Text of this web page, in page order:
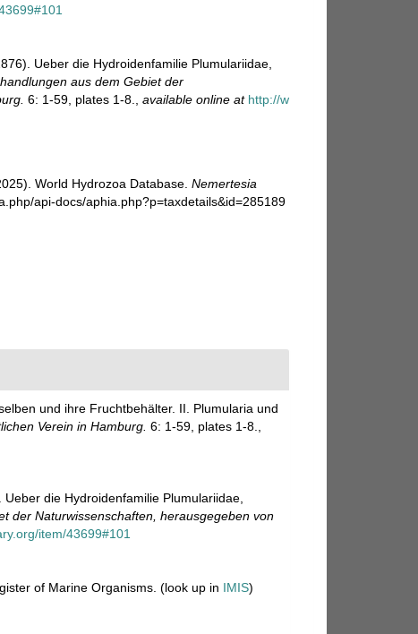
Ueber die Hydroidenfamilie Plumulariidae,
aus dem Gebiet der
6: 1-59, plates 1-8. ,available online at http://w
World Hydrozoa Database.Nemertesia
api-docs/aphia.php?p=taxdetails&id=285189
und ihre Fruchtbehälter. II. Plumularia und
Verein in Hamburg. 6: 1-59, plates 1-8.
die Hydroidenfamilie Plumulariidae,
der Naturwissenschaften, herausgegeben von
item/43699#101
of Marine Organisms. (look up in IMIS)